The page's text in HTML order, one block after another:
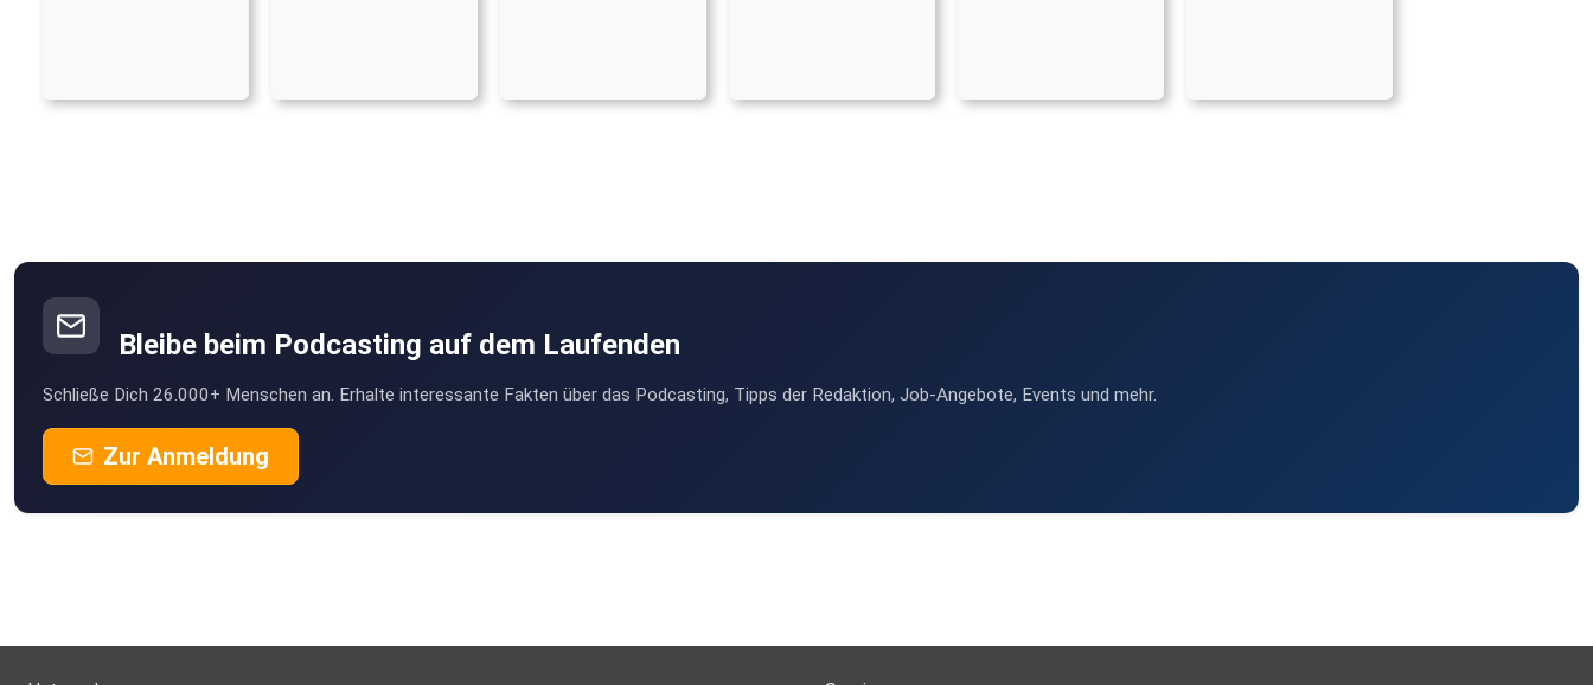
Bleibe beim Podcasting auf dem Laufenden
Schließe Dich 26.000+ Menschen an. Erhalte interessante Fakten über das Podcasting, Tipps der Redaktion, Job-Angebote, Events und mehr.
Zur Anmeldung